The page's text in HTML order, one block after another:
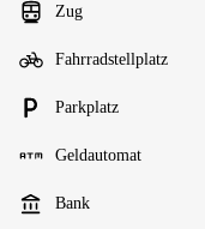
Zug
Fahrradstellplatz
Parkplatz
Geldautomat
Bank